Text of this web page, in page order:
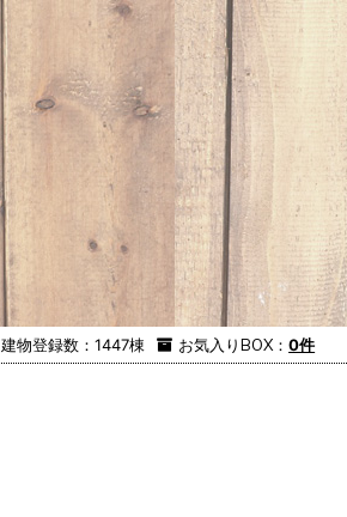
お気入りBOX ：0件
建物登録数：1447棟